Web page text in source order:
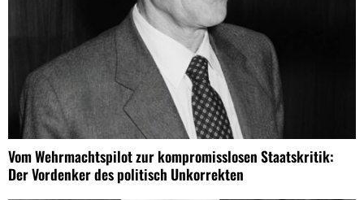
Vom Wehrmachtspilot zur kompromisslosen Staatskritik:
Der Vordenker des politisch Unkorrekten